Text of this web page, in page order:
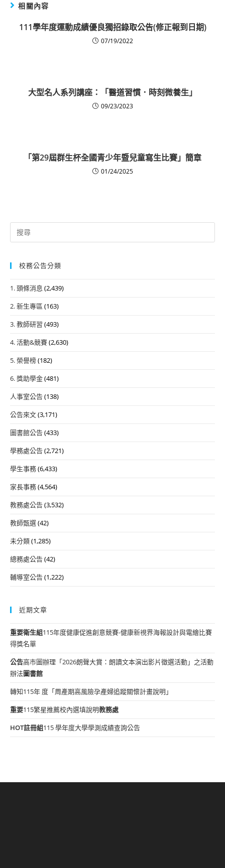
相關內容
111學年度運動成績優良獨招錄取公告(修正報到日期)
07/19/2022
大型名人系列講座：「醫道習慣．時刻微養生」
09/23/2023
「第29屆群生杯全國青少年暨兒童寫生比賽」簡章
01/24/2025
Search
for:
校務公告分類
1. 頭條消息 (2,439)
2. 新生專區 (163)
3. 教師研習 (493)
4. 活動&競賽(2,630)
5. 榮譽榜(182)
6. 獎助學金(481)
人事室公告(138)
公告來文(3,171)
圖書館公告(433)
學務處公告(2,721)
學生事務(6,433)
家長事務(4,564)
教務處公告(3,532)
教師甄選(42)
未分類(1,285)
總務處公告(42)
輔導室公告(1,222)
近期文章
重要衛生組115年度健康促進創意競賽-健康新視界海報設計與電繪比賽
得獎名單
公告高市圖辦理「2026朗聲大賞：朗讀文本演出影片徵選活動」之活動
辦法圖書館
轉知115年 度「周產期高風險孕產婦追蹤關懷計畫說明」
重要115繁星推薦校內選填說明教務處
HOT註冊組115 學年度大學學測成績查詢公告